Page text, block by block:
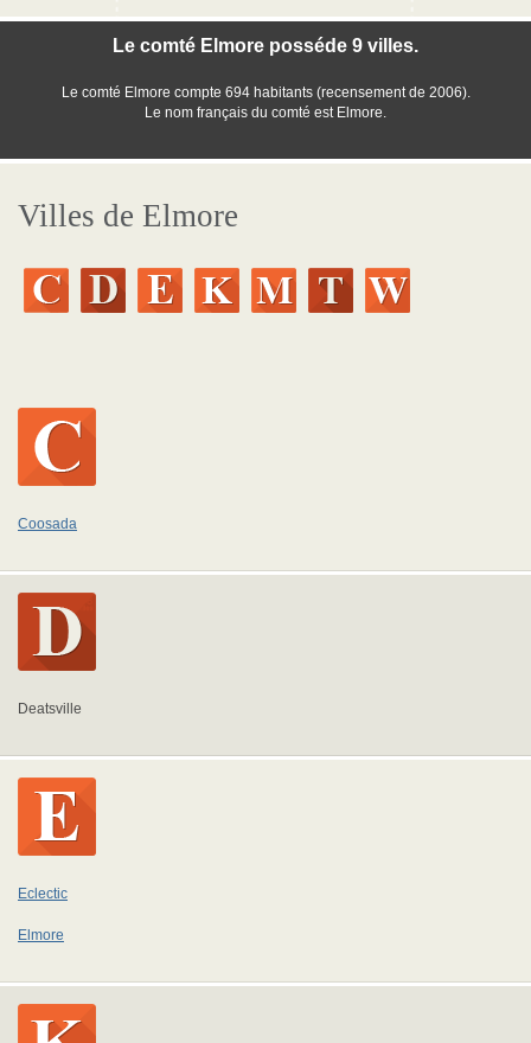
Le comté Elmore posséde 9 villes.
Le comté Elmore compte 694 habitants (recensement de 2006).
Le nom français du comté est Elmore.
Villes de Elmore
Coosada
Deatsville
Eclectic
Elmore